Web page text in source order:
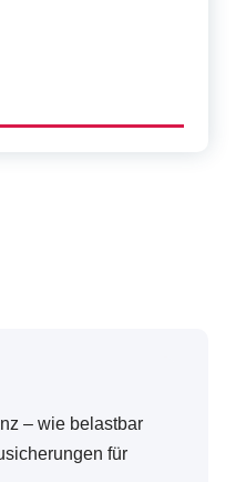
– wie belastbar
für